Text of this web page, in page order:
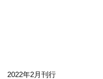
2022年2月刊行